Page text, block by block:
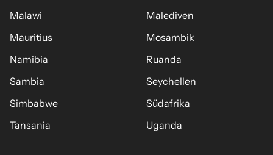
Malawi
Malediven
Mauritius
Mosambik
Namibia
Ruanda
Sambia
Seychellen
Simbabwe
Südafrika
Tansania
Uganda